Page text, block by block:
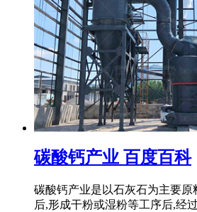
碳酸钙产业 百度百科
碳酸钙产业是以石灰石为主要原
后,形成干粉或湿粉等工序后,经